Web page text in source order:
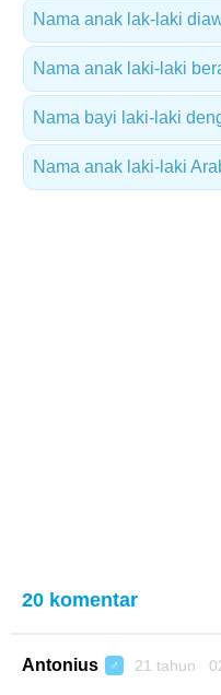
Nama anak lak-laki
Nama anak laki-laki
Nama bayi laki-laki
Nama anak laki-laki
20 komentar
Antonius ♂ 21 tahun